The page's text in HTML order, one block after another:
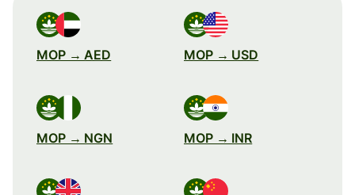
MOP → AED MOP → USD
MOP → NGN MOP → INR